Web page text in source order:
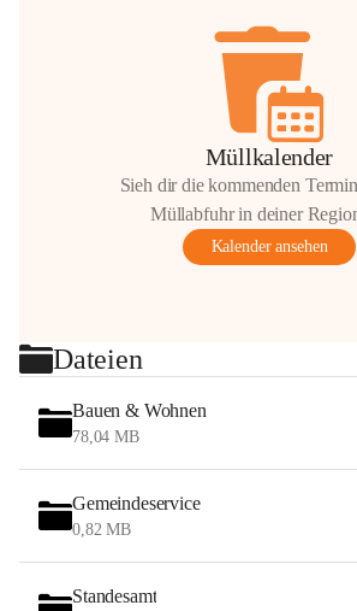
Müllkalender
Sieh dir die kommenden
Müllabfuhr in deiner
Kalender ansehen
Dateien
Bauen & Wohnen
78,04 MB
Gemeindeservice
0,82 MB
Standesamt